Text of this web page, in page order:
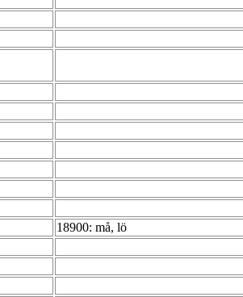
18900: må, lö